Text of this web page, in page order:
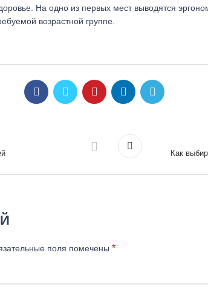
На одно из первых мест выводятся
возрастной группе.
Как
поля помечены *